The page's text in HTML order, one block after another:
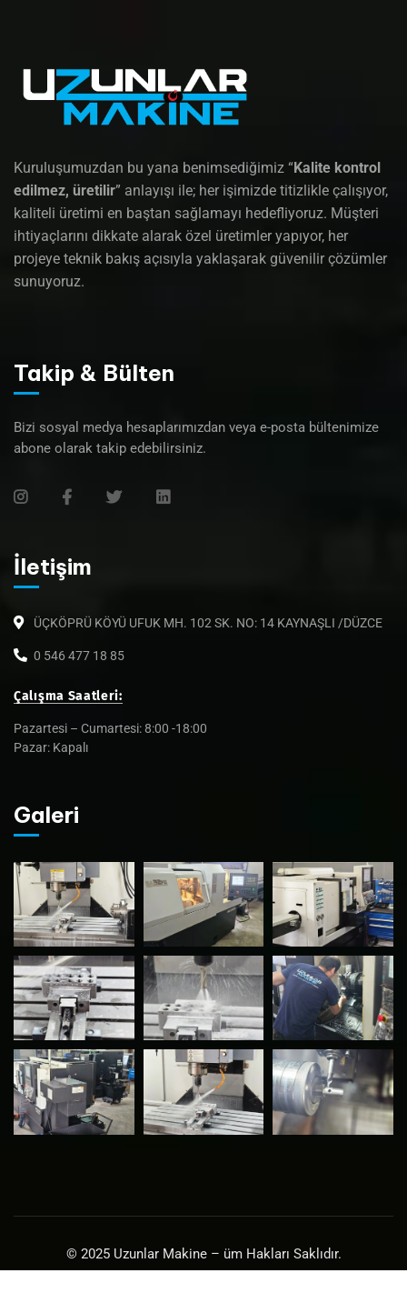
Kuruluşumuzdan bu yana benimsediğimiz “Kalite kontrol
edilmez, üretilir” anlayışı ile; her işimizde titizlikle çalışıyor,
kaliteli üretimi en baştan sağlamayı hedefliyoruz. Müşteri
ihtiyaçlarını dikkate alarak özel üretimler yapıyor, her
projeye teknik bakış açısıyla yaklaşarak güvenilir çözümler
sunuyoruz.
Takip & Bülten
Bizi sosyal medya hesaplarımızdan veya e-posta bültenimize
abone olarak takip edebilirsiniz.
İletişim
ÜÇKÖPRÜ KÖYÜ UFUK MH. 102 SK. NO: 14 KAYNAŞLI /DÜZCE
0 546 477 18 85
Çalışma Saatleri:
Pazartesi – Cumartesi: 8:00 -18:00
Pazar: Kapalı
Galeri
© 2025 Uzunlar Makine – üm Hakları Saklıdır.